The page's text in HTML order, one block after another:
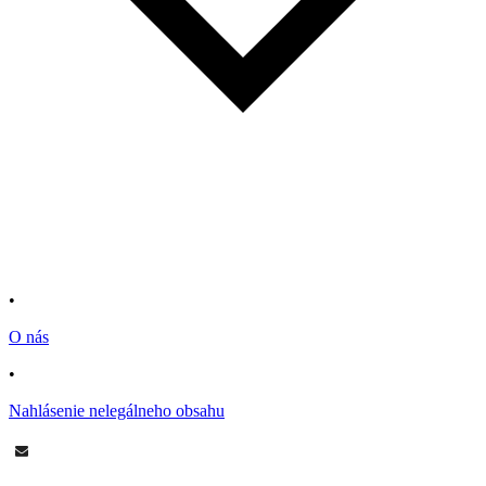
•
O nás
•
Nahlásenie nelegálneho obsahu